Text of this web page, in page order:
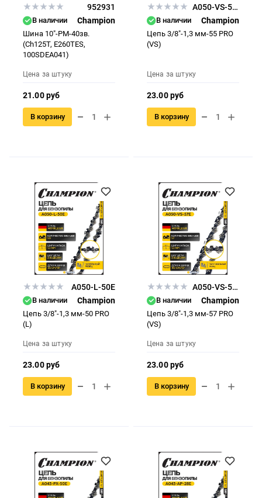
952931
В наличии Champion
Шина 10"-РМ-40зв.
(Ch125T, E260TES,
100SDEA041)
Цена за штуку
21.00 руб
В корзину
A050-VS-55E
В наличии Champion
Цепь 3/8"-1,3 мм-55 PRO
(VS)
Цена за штуку
23.00 руб
В корзину
A050-L-50E
В наличии Champion
Цепь 3/8"-1,3 мм-50 PRO
(L)
Цена за штуку
23.00 руб
В корзину
A050-VS-57E
В наличии Champion
Цепь 3/8"-1,3 мм-57 PRO
(VS)
Цена за штуку
23.00 руб
В корзину